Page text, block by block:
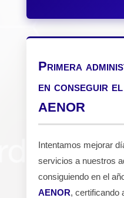
Primera
en conseguir
AENOR
Intentamos mejorar
servicios a nuestros
consiguiendo en el
AENOR, certificando